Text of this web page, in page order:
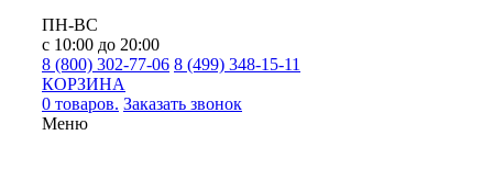
ПН-ВС
с 10:00 до 20:00
8 (800) 302-77-06 8 (499) 348-15-11
КОРЗИНА
0 товаров. Заказать звонок
Меню